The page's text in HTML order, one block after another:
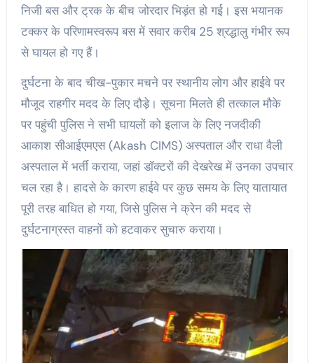
निजी बस और ट्रक के बीच जोरदार भिड़ंत हो गई। इस भयानक
टक्कर के परिणामस्वरूप बस में सवार करीब 25 श्रद्धालु गंभीर रूप
से घायल हो गए हैं।
दुर्घटना के बाद चीख-पुकार मचने पर स्थानीय लोग और हाईवे पर
मौजूद राहगीर मदद के लिए दौड़े। सूचना मिलते ही तत्काल मौके
पर पहुंची पुलिस ने सभी घायलों को इलाज के लिए नजदीकी
आकाश सीआईएमएस (Akash CIMS) अस्पताल और राधा वैली
अस्पताल में भर्ती कराया, जहां डॉक्टरों की देखरेख में उनका उपचार
चल रहा है। हादसे के कारण हाईवे पर कुछ समय के लिए यातायात
पूरी तरह बाधित हो गया, जिसे पुलिस ने क्रेन की मदद से
दुर्घटनाग्रस्त वाहनों को हटवाकर सुचारु कराया।